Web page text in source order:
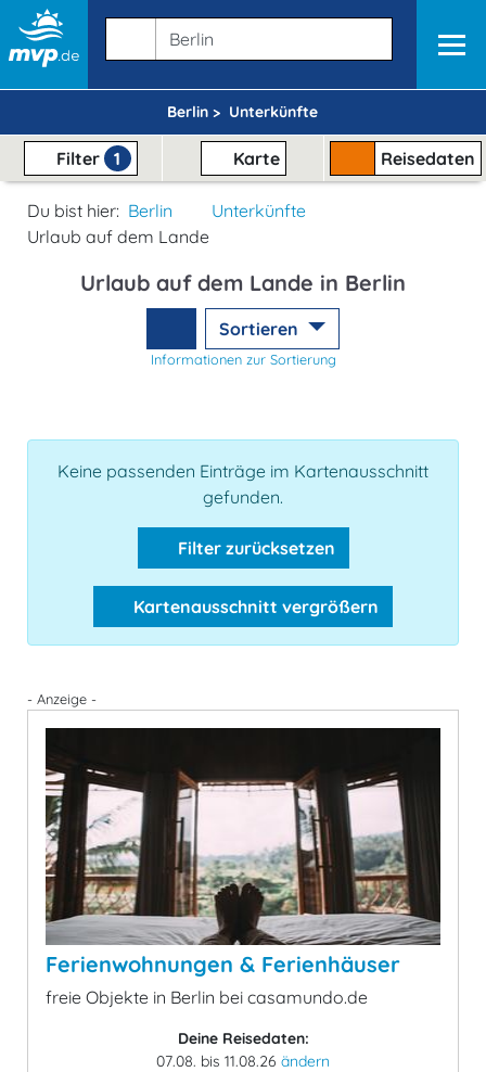
Berlin > Unterkünfte
Filter 1 Karte Reisedaten
Du bist hier: Berlin
Unterkünfte
Urlaub auf dem Lande
Urlaub auf dem Lande in Berlin
Sortieren
Informationen zur Sortierung
Keine passenden Einträge im Kartenausschnitt
gefunden.
Filter zurücksetzen
Kartenausschnitt vergrößern
- Anzeige -
Ferienwohnungen & Ferienhäuser
freie Objekte in Berlin bei casamundo.de
Deine Reisedaten:
07.08. bis 11.08.26 ändern